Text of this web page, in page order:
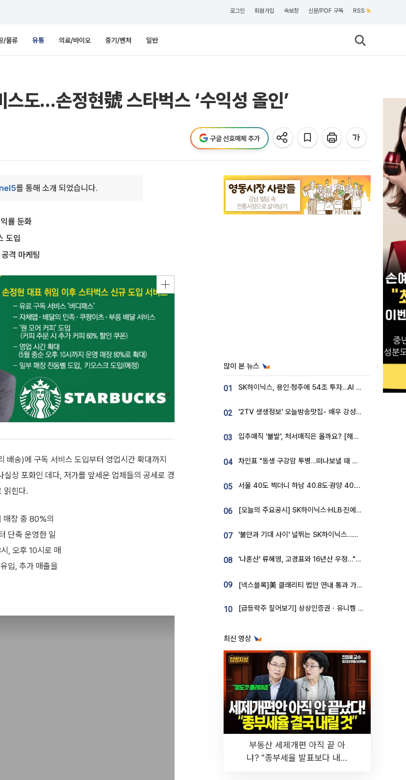
로그인 회원가입 속보창 신문/PDF 구독 RSS
/물류 유통 의료/바이오 중기/벤처 일반
스도…손정현號 스타벅스 ‘수익성 올인’
구글 선호매체 추가
를 통해 소개 되었습니다.
률 둔화
도입
격 마케팅
송)에 구독 서비스 도입부터 영업시간 확대까지
상 포화인 데다, 저가를 앞세운 업체들의 공세로 경
읽힌다.
매장 중 80%의
단축 운영한 일
, 오후 10시로 매
입, 추가 매출을
많이 본 뉴스
01 SK하이닉스, 용인·청주에 54조 투자…AI 메모리 생산기지 키운다
02 '2TV 생생정보' 오늘방송맛집- 배우 강성진 단골! 쌀국수ㆍ푸팟퐁 커리 맛집 '블○○○'
03 입추매직 '불발', 처서매직은 올까요? [해시태그]
04 차인표 "동생 구강암 투병…떠나보낼 때 가장 힘들었다”
05 서울 40도 찍더니 하남 40.8도·광양 40.2도…전국 '펄펄'
06 [오늘의 주요공시] SK하이닉스·HLB·진에어·포스코홀딩스·네이버·대우건설 등
07 '불안과 기대 사이' 널뛰는 SK하이닉스…증권가 "HBM4·LTA 기반 펀터멘털 견고"
08 '나혼산' 류혜영, 고경표와 16년산 우정…"자취방서 부모님과 마주쳐"
09 [넥스블록]美 클래리티 법안 연내 통과 가능성 13%…상원 문턱서 제동
10 [급등락주 짚어보기] 상상인증권ㆍ유니켐 2연속, 본느 6연속 ‘상한가’⋯M&A 훈풍 분 증시
최신 영상
부동산 세제개편 아직 끝 아
냐? "종부세율 발표보다 내릴